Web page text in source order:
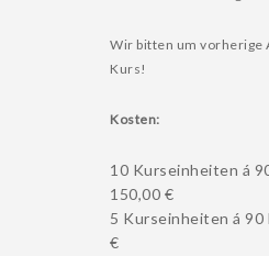
Wir bitten um vorherige
Kurs!
Kosten:
10 Kurseinheiten á
150,00 €
5 Kurseinheiten á
€